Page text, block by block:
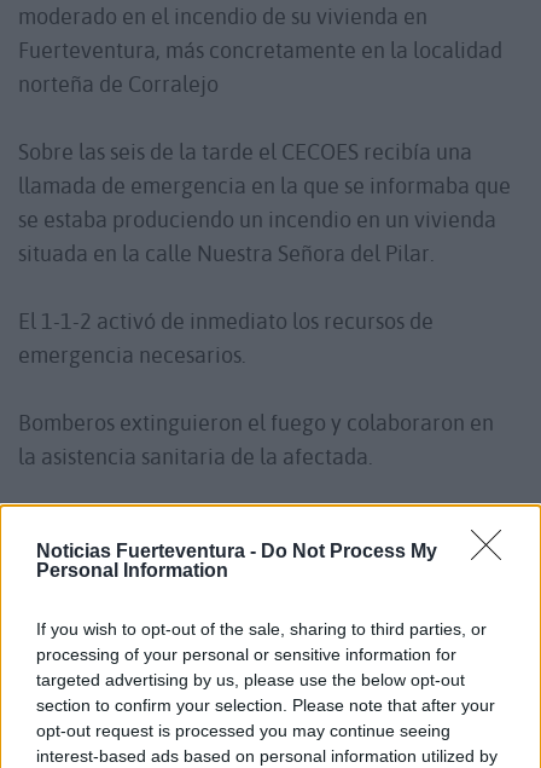
Noticias Fuerteventura - Do Not Process My
Personal Information
If you wish to opt-out of the sale, sharing to third parties, or
processing of your personal or sensitive information for
targeted advertising by us, please use the below opt-out
section to confirm your selection. Please note that after your
opt-out request is processed you may continue seeing
interest-based ads based on personal information utilized by
moderado en el incendio de su vivienda en
Fuerteventura, más concretamente en la localidad
norteña de Corralejo
Sobre las seis de la tarde el CECOES recibía una
llamada de emergencia en la que se informaba que
se estaba produciendo un incendio en un vivienda
situada en la calle Nuestra Señora del Pilar.
El 1-1-2 activó de inmediato los recursos de
emergencia necesarios.
Bomberos extinguieron el fuego y colaboraron en
la asistencia sanitaria de la afectada.
El personal del SUC valoró y asistió a la herida que
fue trasladada en la correspondiente ambulancia
La Policía Local, Guardia Civil y personal de la UME
que se encontraba en la zona colaboraron con los
servicios de emergencia en la resolución del
incidente.